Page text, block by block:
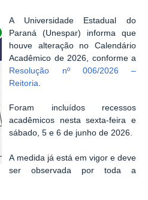
Exibir carrossel de imagens
A Universidade Estadual do
Paraná (Unespar) informa que
houve alteração no Calendário
Acadêmico de 2026, conforme a
Resolução nº 006/2026 –
Reitoria
Foram incluídos recessos
acadêmicos nesta sexta-feira e
sábado, 5 e 6 de junho de 2026.
A medida já está em vigor e deve
ser observada por toda a